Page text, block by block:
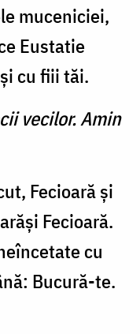
muceniciei,
Eustatie
cu fiii tăi.
vecilor. Amin
Fecioară şi
Fecioară.
cu
Bucură-te.